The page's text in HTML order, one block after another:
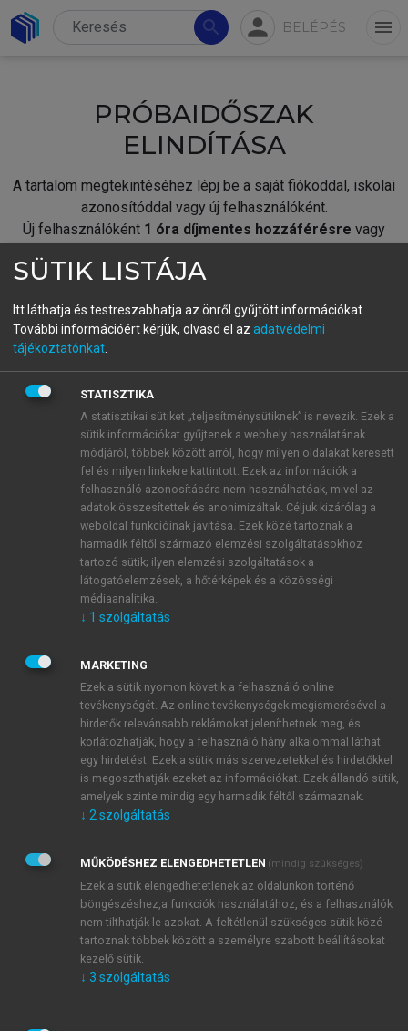
search person BELÉPÉS menu
PRÓBAIDŐSZAK
ELINDÍTÁSA
A tartalom megtekintéséhez lépj be a saját fiókoddal, iskolai
azonosítóddal vagy új felhasználóként.
Új felhasználóként 1 óra díjmentes hozzáférésre vagy
fiókoddal,vagy hozz létre új fiókot.
A regisztráció után apróbaidőszakautomatikusan
BELÉPÉS SAJÁT FIÓKKAL
ÚJ FIÓK LÉTREHOZÁSA
1 óra díjmentes hozzáférés
E-MAIL-CÍM
JELSZÓ
JELSZÓ ÚJRA
Kérek értesítést a MeRSZ újdonságairól, akcióiról.
Kérek értesítést az Akadémiai Kiadó Zrt. újdonságairól,
Adatkezelési tájékoztatóbanfoglaltakat tudomásul
veszem és elfogadom.
Általános vásárlási feltételeket, valamint a szotar.netés a
mersz.huoldalak licencszerződéseiben foglaltakat
tudomásul veszem és elfogadom.
KIPRÓBÁLOM
SÜTIK LISTÁJA
Itt láthatja és testreszabhatja az önről gyűjtött információkat.
További információért kérjük, olvasd el az adatvédelmi
tájékoztatónkat
STATISZTIKA
A statisztikai sütiket „teljesítménysütiknek” is nevezik. Ezek a
sütik információkat gyűjtenek a webhely használatának
módjáról, többek között arról, hogy milyen oldalakat keresett
fel és milyen linkekre kattintott. Ezek az információk a
felhasználó azonosítására nem használhatóak, mivel az
adatok összesítettek és anonimizáltak. Céljuk kizárólag a
weboldal funkcióinak javítása. Ezek közé tartoznak a
harmadik féltől származó elemzési szolgáltatásokhoz
tartozó sütik; ilyen elemzési szolgáltatások a
látogatóelemzések, a hőtérképek és a közösségi
médiaanalitika.
↓ 1 szolgáltatás
MARKETING
Ezek a sütik nyomon követik a felhasználó online
tevékenységét. Az online tevékenységek megismerésével a
hirdetők relevánsabb reklámokat jeleníthetnek meg, és
korlátozhatják, hogy a felhasználó hány alkalommal láthat
egy hirdetést. Ezek a sütik más szervezetekkel és hirdetőkkel
is megoszthatják ezeket az információkat. Ezek állandó sütik,
amelyek szinte mindig egy harmadik féltől származnak.
↓ 2 szolgáltatás
MŰKÖDÉSHEZ ELENGEDHETETLEN (mindig szükséges)
Ezek a sütik elengedhetetlenek az oldalunkon történő
böngészéshez,a funkciók használatához, és a felhasználók
nem tilthatják le azokat. A feltétlenül szükséges sütik közé
tartoznak többek között a személyre szabott beállításokat
kezelő sütik.
↓ 3 szolgáltatás